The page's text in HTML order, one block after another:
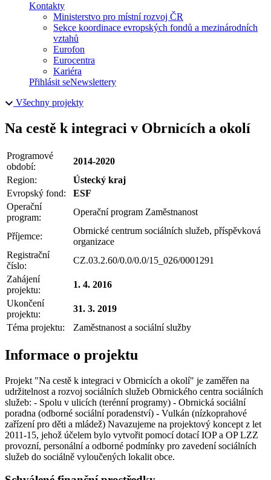
Kontakty
Ministerstvo pro místní rozvoj ČR
Sekce koordinace evropských fondů a mezinárodních
vztahů
Eurofon
Eurocentra
Kariéra
Přihlásit seNewslettery
Všechny projekty
Na cestě k integraci v Obrnicích a okolí
Programové
období:
2014-2020
Region:
Ústecký kraj
Evropský fond:
ESF
Operační
program:
Operační program Zaměstnanost
Příjemce:
Obrnické centrum sociálních služeb, příspěvková
organizace
Registrační
číslo:
CZ.03.2.60/0.0/0.0/15_026/0001291
Zahájení
projektu:
1. 4. 2016
Ukončení
projektu:
31. 3. 2019
Téma projektu:
Zaměstnanost a sociální služby
Informace o projektu
Projekt "Na cestě k integraci v Obrnicích a okolí" je zaměřen na
udržitelnost a rozvoj sociálních služeb Obrnického centra sociálních
služeb: - Spolu v ulicích (terénní programy) - Obrnická sociální
poradna (odborné sociální poradenství) - Vulkán (nízkoprahové
zařízení pro děti a mládež) Navazujeme na projektový koncept z let
2011-15, jehož účelem bylo vytvořit pomocí dotací IOP a OP LZZ
provozní, personální a odborné podmínky pro zavedení sociálních
služeb do sociálně vyloučených lokalit obce.